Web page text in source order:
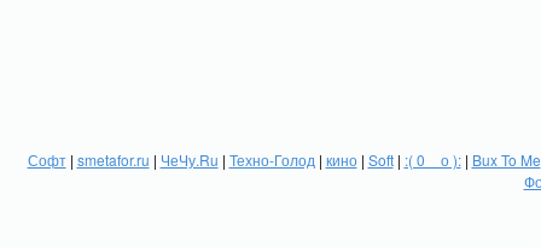
Софт| smetafor.ru | ЧеЧу.Ru | Техно-Голод | кино| Soft| :( 0 _ о ):| Bux To Me